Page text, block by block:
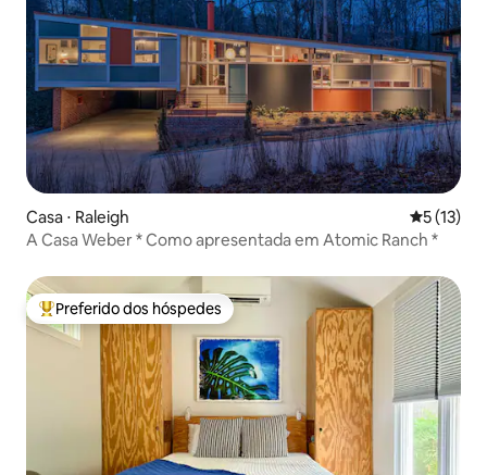
Casa ⋅ Raleigh 5 de uma
5 (13)
A Casa Weber * Como apresentada em Atomic Ranch *
Entre os melhores preferidos dos hóspedes
Preferido dos hóspedes